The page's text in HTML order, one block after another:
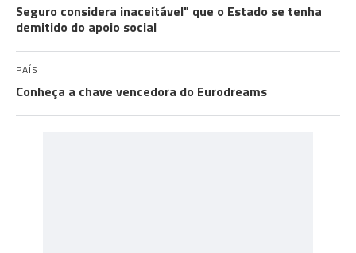
Seguro considera inaceitável" que o Estado se tenha
demitido do apoio social
PAÍS
Conheça a chave vencedora do Eurodreams